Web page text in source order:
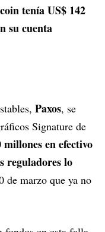
tenía US$ 142
su cuenta
Paxos, se
Signature de
en efectivo
reguladores lo
de marzo que ya no